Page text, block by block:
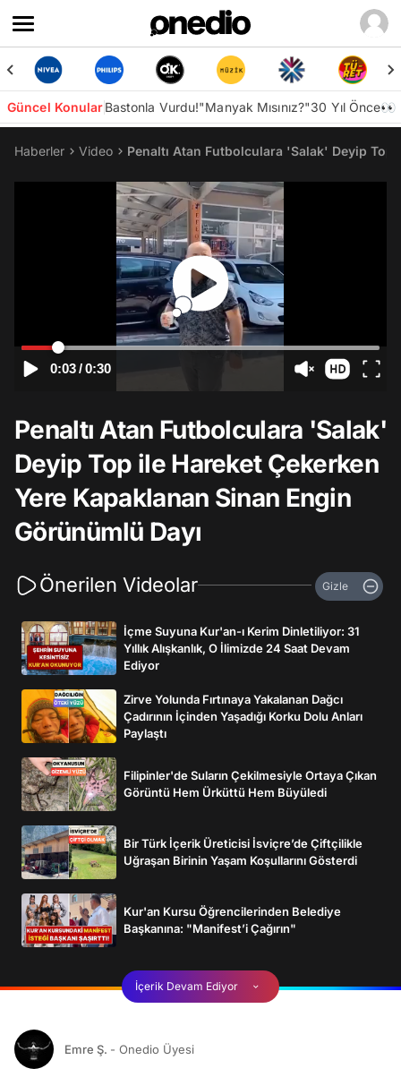
Güncel KonularBastonla Vurdu!"Manyak Mısınız?"30 Yıl Önce👀
Haberler Video Penaltı Atan Futbolculara 'Salak' Deyip Top
0:03/0:30
Penaltı Atan Futbolculara 'Salak'
Deyip Top ile Hareket Çekerken
Yere Kapaklanan Sinan Engin
Görünümlü Dayı
Önerilen Videolar Gizle
İçme Suyuna Kur'an-ı Kerim Dinletiliyor: 31
Yıllık Alışkanlık, O İlimizde 24 Saat Devam
Ediyor
Zirve Yolunda Fırtınaya Yakalanan Dağcı
Çadırının İçinden Yaşadığı Korku Dolu Anları
Paylaştı
Filipinler'de Suların Çekilmesiyle Ortaya Çıkan
Görüntü Hem Ürküttü Hem Büyüledi
Bir Türk İçerik Üreticisi İsviçre’de Çiftçilikle
Uğraşan Birinin Yaşam Koşullarını Gösterdi
Kur'an Kursu Öğrencilerinden Belediye
Başkanına: "Manifest’i Çağırın"
İçerik Devam Ediyor
Emre Ş. - Onedio Üyesi